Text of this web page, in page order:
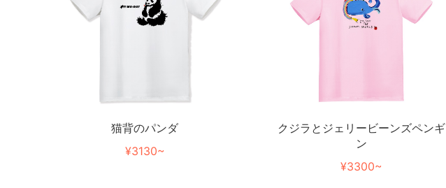
猫背のパンダ
¥3130~
クジラとジェリービーンズペンギ
ン
¥3300~